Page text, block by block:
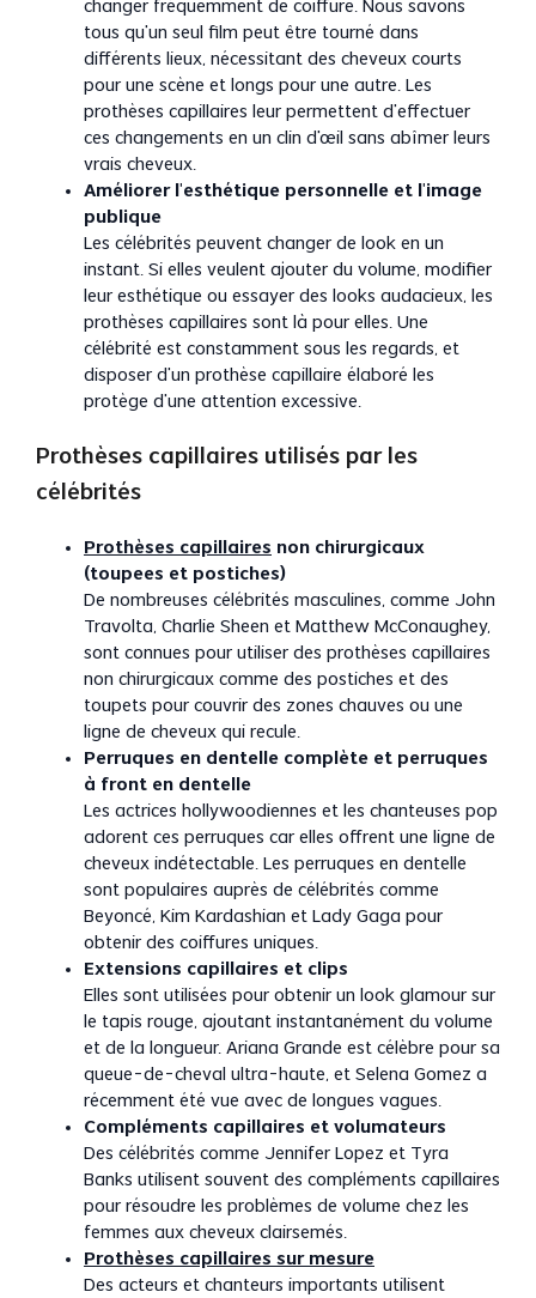
changer fréquemment de coiffure. Nous savons
tous qu’un seul film peut être tourné dans
différents lieux, nécessitant des cheveux courts
pour une scène et longs pour une autre. Les
prothèses capillaires leur permettent d’effectuer
ces changements en un clin d’œil sans abîmer leurs
vrais cheveux.
Améliorer l’esthétique personnelle et l’image
publique
Les célébrités peuvent changer de look en un
instant. Si elles veulent ajouter du volume, modifier
leur esthétique ou essayer des looks audacieux, les
prothèses capillaires sont là pour elles. Une
célébrité est constamment sous les regards, et
disposer d’un prothèse capillaire élaboré les
protège d’une attention excessive.
Prothèses capillaires utilisés par les
célébrités
Prothèses capillaires non chirurgicaux
(toupees et postiches)
De nombreuses célébrités masculines, comme John
Travolta, Charlie Sheen et Matthew McConaughey,
sont connues pour utiliser des prothèses capillaires
non chirurgicaux comme des postiches et des
toupets pour couvrir des zones chauves ou une
ligne de cheveux qui recule.
Perruques en dentelle complète et perruques
à front en dentelle
Les actrices hollywoodiennes et les chanteuses pop
adorent ces perruques car elles offrent une ligne de
cheveux indétectable. Les perruques en dentelle
sont populaires auprès de célébrités comme
Beyoncé, Kim Kardashian et Lady Gaga pour
obtenir des coiffures uniques.
Extensions capillaires et clips
Elles sont utilisées pour obtenir un look glamour sur
le tapis rouge, ajoutant instantanément du volume
et de la longueur. Ariana Grande est célèbre pour sa
queue-de-cheval ultra-haute, et Selena Gomez a
récemment été vue avec de longues vagues.
Compléments capillaires et volumateurs
Des célébrités comme Jennifer Lopez et Tyra
Banks utilisent souvent des compléments capillaires
pour résoudre les problèmes de volume chez les
femmes aux cheveux clairsemés.
Prothèses capillaires sur mesure
Des acteurs et chanteurs importants utilisent